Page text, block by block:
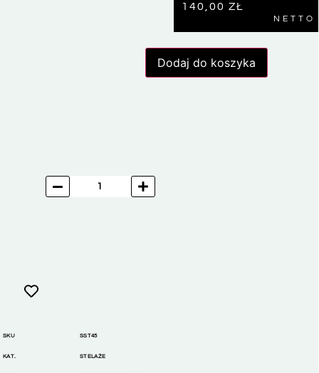
140,00 ZŁ
NETTO
Dodaj do koszyka
SKU SST45
KAT. STELAŻE